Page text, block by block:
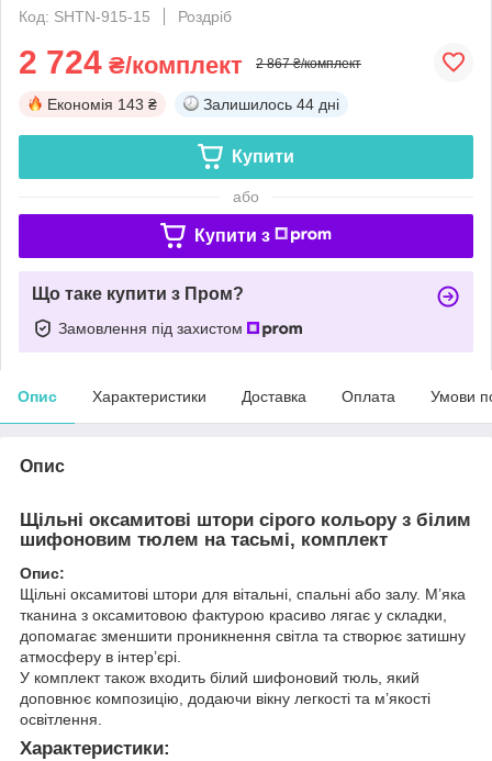
Код: SHTN-915-15
Роздріб
2 724 ₴/комплект 2 867 ₴/комплект
Економія 143 ₴ Залишилось 44 дні
Купити
або
Купити з
Що таке купити з Пром?
Замовлення під захистом
Опис Характеристики Доставка Оплата Умови
Опис
Щільні оксамитові штори сірого кольору з білим
шифоновим тюлем на тасьмі, комплект
Опис:
Щільні оксамитові штори для вітальні, спальні або залу. М’яка
тканина з оксамитовою фактурою красиво лягає у складки,
допомагає зменшити проникнення світла та створює затишну
атмосферу в інтер’єрі.
У комплект також входить білий шифоновий тюль, який
доповнює композицію, додаючи вікну легкості та м’якості
освітлення.
Характеристики: